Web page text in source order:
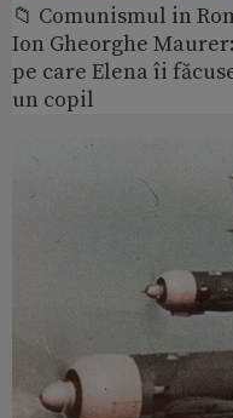
📁 Comunismul in
Ion Gheorghe
pe care Elena îi
un copil